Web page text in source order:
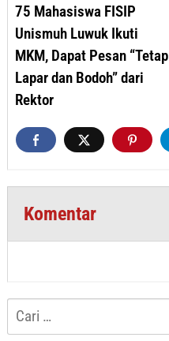
75 Mahasiswa FISIP
Unismuh Luwuk Ikuti
MKM, Dapat Pesan “Tetap
Lapar dan Bodoh” dari
Rektor
Komentar
Cari
untuk: